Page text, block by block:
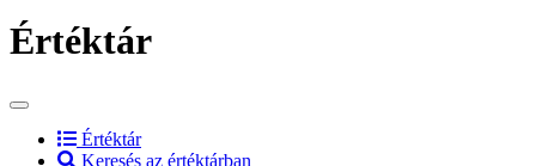
Értéktár
Értéktár
(current)
Keresés az értéktárban